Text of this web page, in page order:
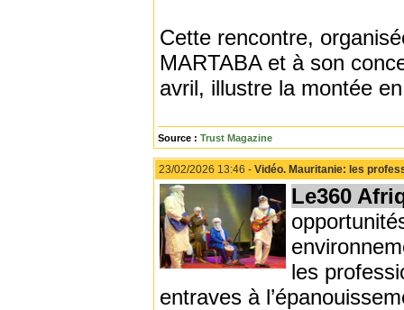
Cette rencontre,
MARTABA et à son
avril, illustre la montée
Source : Trust Magazine
23/02/2026 13:46 - Vidéo. Mauritanie: les
Le360
les
entraves à